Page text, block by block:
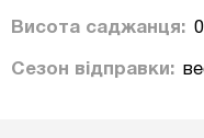
Висота саджанця:
Сезон відправки: